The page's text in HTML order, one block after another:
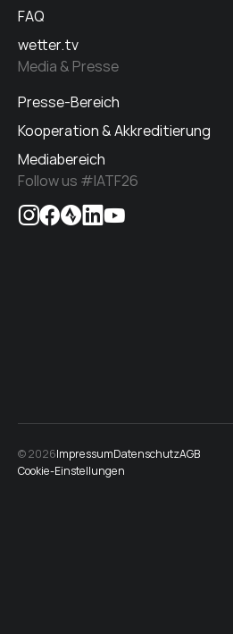
FAQ
wetter.tv
Media & Presse
Presse-Bereich
Kooperation & Akkreditierung
Mediabereich
Follow us #IATF26
© 2026ImpressumDatenschutzAGB
Cookie-Einstellungen